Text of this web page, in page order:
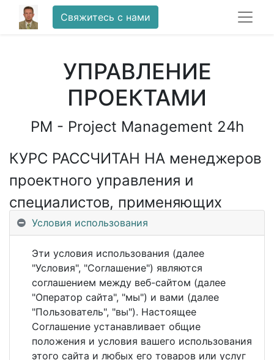
Свяжитесь с нами
УПРАВЛЕНИЕ
ПРОЕКТАМИ
PM - Project Management 24h
КУРС РАССЧИТАН НА менеджеров
проектного управления и
специалистов, применяющих
проектный подход в непроектной
деятельности. Формирует
системно связанные базовые
понятия и методы проектного
управления для их практического
применения. Предполагает
выделенное время и мероприятия
Условия использования
Эти условия использования (далее
"Условия", "Соглашение") являются
соглашением между веб-сайтом (далее
"Оператор сайта", "мы") и вами (далее
"Пользователь", "вы"). Настоящее
Соглашение устанавливает общие
положения и условия вашего использования
этого сайта и любых его товаров или услуг